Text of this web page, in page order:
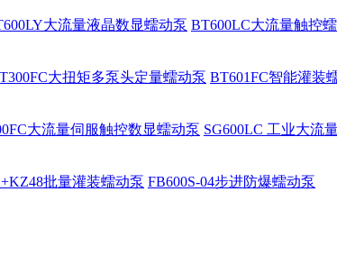
大流量液晶数显蠕动泵 BT600LC大流量触控
大扭矩多泵头定量蠕动泵 BT601FC智能灌装
大流量伺服触控数显蠕动泵 SG600LC 工业大流
批量灌装蠕动泵 FB600S-04步进防爆蠕动泵